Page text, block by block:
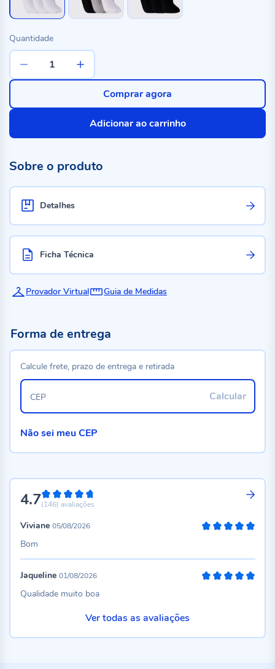
Quantidade
Adicionar ao carrinho
Comprar agora
Sobre o produto
Detalhes
Ficha Técnica
Provador Virtual Guia de Medidas
4.794%
(146) avaliações
Viviane 05/08/2026
Bom
Jaqueline 01/08/2026
Qualidade muito boa
Ver todas as avaliações
Forma de entrega
Calcule frete, prazo de entrega e retirada
Calcular
CEP
Não sei meu CEP